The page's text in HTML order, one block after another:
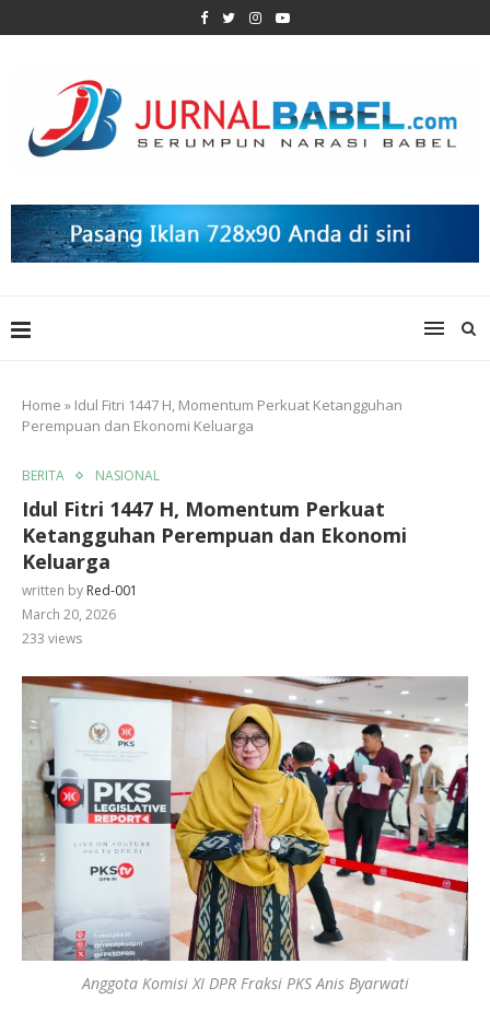
Home » Idul Fitri 1447 H, Momentum Perkuat Ketangguhan
Perempuan dan Ekonomi Keluarga
BERITA NASIONAL
Idul Fitri 1447 H, Momentum Perkuat
Ketangguhan Perempuan dan Ekonomi
Keluarga
written by Red-001
March 20, 2026
233 views
Anggota Komisi XI DPR Fraksi PKS Anis Byarwati